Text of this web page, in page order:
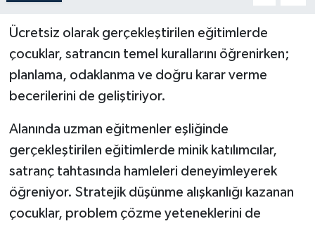
Ücretsiz olarak gerçekleştirilen eğitimlerde
çocuklar, satrancın temel kurallarını öğrenirken;
planlama, odaklanma ve doğru karar verme
becerilerini de geliştiriyor.
Alanında uzman eğitmenler eşliğinde
gerçekleştirilen eğitimlerde minik katılımcılar,
satranç tahtasında hamleleri deneyimleyerek
öğreniyor. Stratejik düşünme alışkanlığı kazanan
çocuklar, problem çözme yeteneklerini de